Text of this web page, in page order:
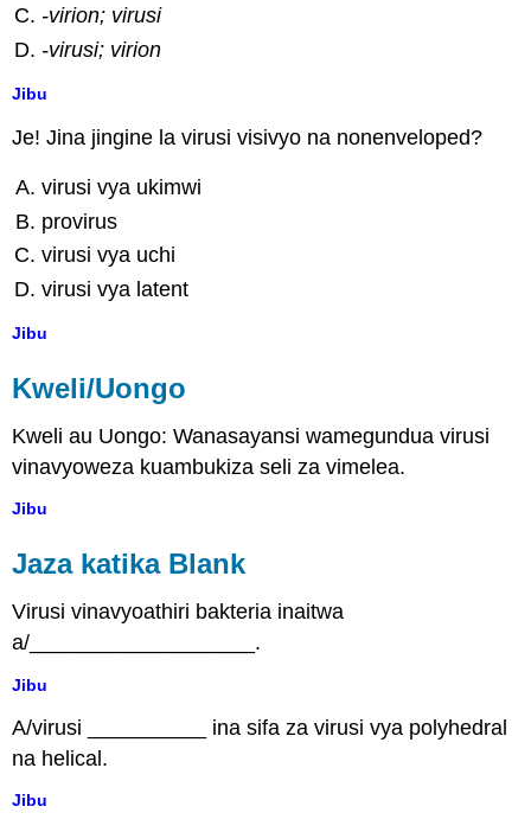
-virion; virusi
-virusi; virion
Jibu
Je! Jina jingine la virusi visivyo na nonenveloped?
virusi vya ukimwi
provirus
virusi vya uchi
virusi vya latent
Jibu
Kweli/Uongo
Kweli au Uongo: Wanasayansi wamegundua virusi
vinavyoweza kuambukiza seli za vimelea.
Jibu
Jaza katika Blank
Virusi vinavyoathiri bakteria inaitwa
a/___________________.
Jibu
A/virusi __________ ina sifa za virusi vya polyhedral
na helical.
Jibu